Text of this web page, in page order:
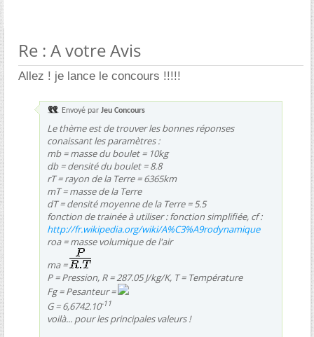
Re : A votre Avis
Allez ! je lance le concours !!!!!
Envoyé par Jeu Concours
Le thème est de trouver les bonnes réponses
conaissant les paramètres :
mb = masse du boulet = 10kg
db = densité du boulet = 8.8
rT = rayon de la Terre = 6365km
mT = masse de la Terre
dT = densité moyenne de la Terre = 5.5
fonction de trainée à utiliser : fonction simplifiée, cf :
http://fr.wikipedia.org/wiki/A%C3%A9rodynamique
roa = masse volumique de l'air
ma =
P = Pression, R = 287.05 J/kg/K, T = Température
Fg = Pesanteur =
G = 6,6742.10-11
voilà... pour les principales valeurs !